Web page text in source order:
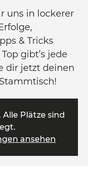
uns in lockerer
& Tricks
gibt’s jede
dir jetzt deinen
Plätze sind
ansehen